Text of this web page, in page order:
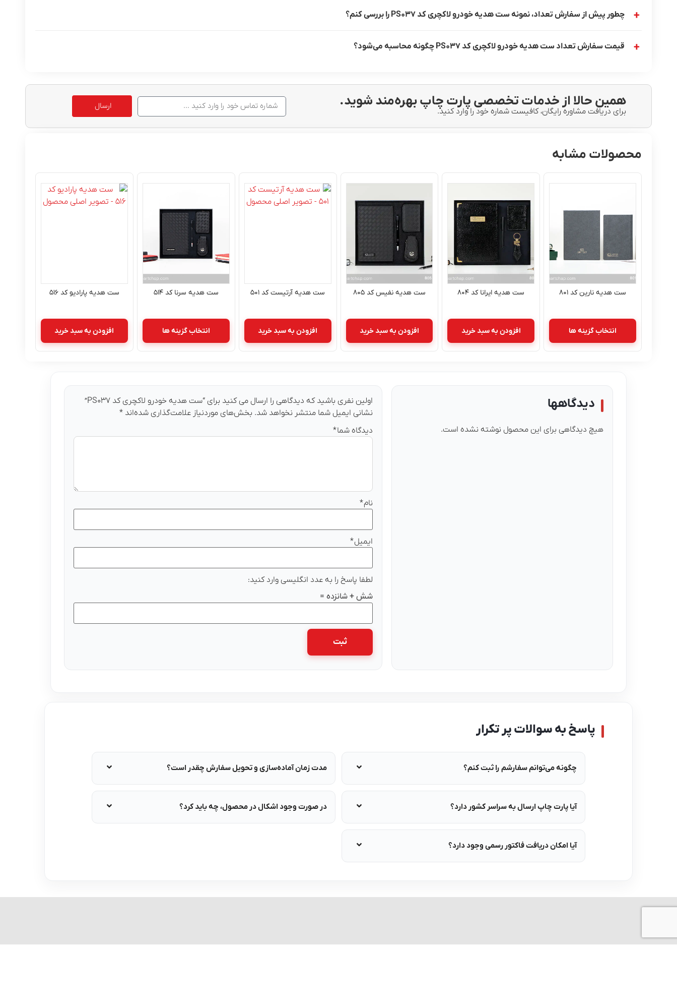
چطور پیش از سفارش تعداد، نمونه ست هدیه خودرو لاکچری کد PS037 را بررسی کنم؟
قیمت سفارش تعداد ست هدیه خودرو لاکچری کد PS037 چگونه محاسبه می‌شود؟
همین حالا از خدمات تخصصی پارت چاپ بهره‌مند شوید.
برای دریافت مشاوره رایگان، کافیست شماره خود را وارد کنید.
ارسال
محصولات مشابه
ست هدیه نارین کد ۸۰۱
انتخاب گزینه ها
ست هدیه ایرانا کد ۸۰۴
افزودن به سبد خرید
ست هدیه نفیس کد ۸۰۵
افزودن به سبد خرید
ست هدیه آرتیست کد ۵۰۱
افزودن به سبد خرید
ست هدیه سرنا کد ۵۱۴
انتخاب گزینه ها
ست هدیه پارادیو کد ۵۱۶
افزودن به سبد خرید
دیدگاهها
هیچ دیدگاهی برای این محصول نوشته نشده است.
اولین نفری باشید که دیدگاهی را ارسال می کنید برای “ست هدیه خودرو لاکچری کد PS۰۳۷”
نشانی ایمیل شما منتشر نخواهد شد. بخش‌های موردنیاز علامت‌گذاری شده‌اند *
دیدگاه شما*
نام*
ایمیل*
لطفا پاسخ را به عدد انگلیسی وارد کنید:
شش + شانزده =
پاسخ به سوالات پر تکرار
چگونه می‌توانم سفارشم را ثبت کنم؟ مدت زمان آماده‌سازی و تحویل سفارش چقدر است؟
آیا پارت چاپ ارسال به سراسر کشور دارد؟ در صورت وجود اشکال در محصول، چه باید کرد؟
آیا امکان دریافت فاکتور رسمی وجود دارد؟